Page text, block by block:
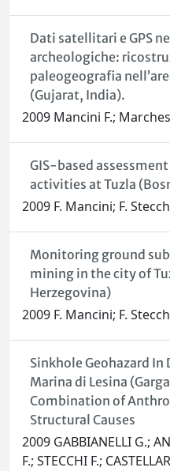
Dati satellitari e GPS
archeologiche:
paleogeografia
(Gujarat, India).
2009 Mancini F.;
GIS-based
activities at Tuzla
2009 F. Mancini; F.
Monitoring ground
mining in the city of
Herzegovina)
2009 F. Mancini; F.
Sinkhole Geohazard
Marina di Lesina
Combination of
Structural Causes
2009 GABBIANELLI G.;
F.; STECCHI F.;